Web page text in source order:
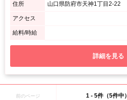
住所 山口県防府市天神1丁目2-22
アクセス
給料/時給
詳細を見る
前のページ 1 - 5件（5件中）